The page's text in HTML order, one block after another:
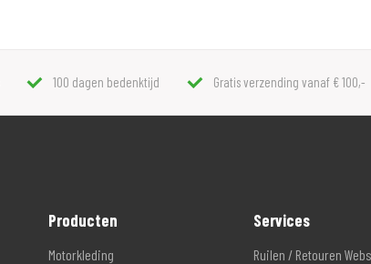
100 dagen bedenktijd Gratis verzending vanaf € 100,-
Producten
Motorkleding
Services
Ruilen / Retouren